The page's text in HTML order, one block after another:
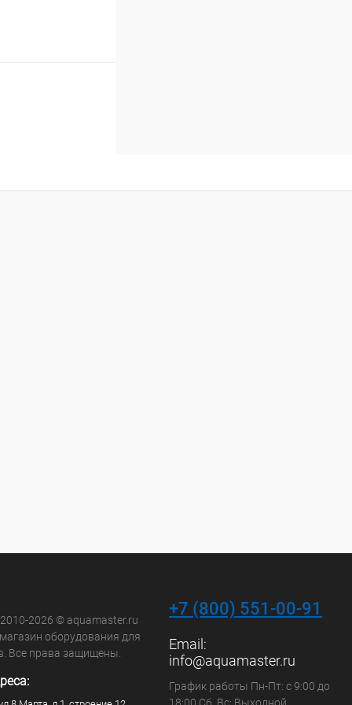
2026 © aquamaster.ru
оборудования для
Все права защищены.
+7 (800) 551-00-91
Email:
info@aquamaster.ru
График работы Пн-Пт: с 9:00 до